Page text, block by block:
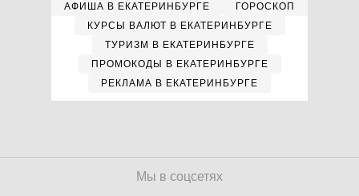
АФИША В ЕКАТЕРИНБУРГЕ
ГОРОСКОП
КУРСЫ ВАЛЮТ В ЕКАТЕРИНБУРГЕ
ТУРИЗМ В ЕКАТЕРИНБУРГЕ
ПРОМОКОДЫ В ЕКАТЕРИНБУРГЕ
РЕКЛАМА В ЕКАТЕРИНБУРГЕ
Мы в соцсетях